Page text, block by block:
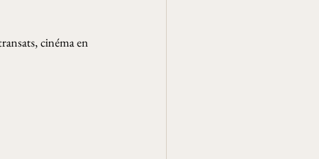
cinéma en